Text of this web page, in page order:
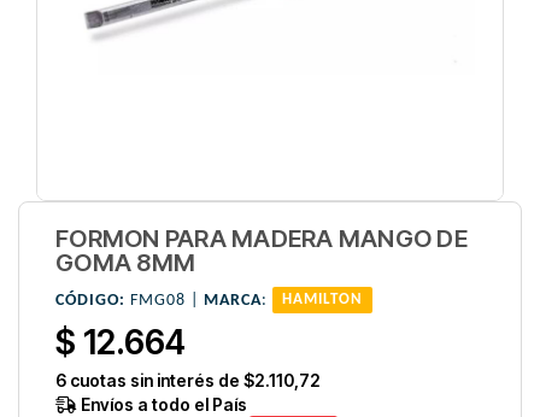
FORMON PARA MADERA MANGO DE
GOMA 8MM
CÓDIGO: FMG08 | MARCA: HAMILTON
$ 12.664
6 cuotas sin interés de $2.110,72
Envíos a todo el País